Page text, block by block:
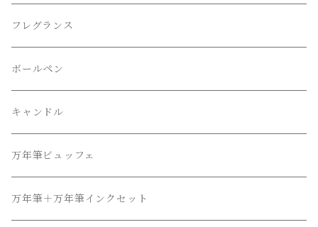
フレグランス
ボールペン
キャンドル
万年筆ビュッフェ
万年筆＋万年筆インクセット